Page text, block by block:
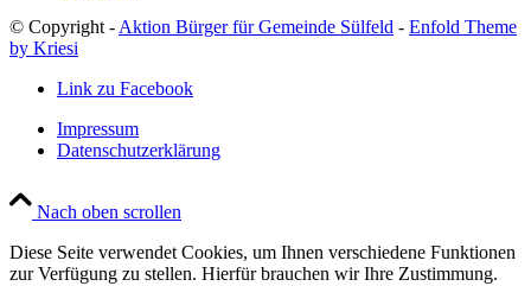
© Copyright - Aktion Bürger für Gemeinde Sülfeld - Enfold Theme
by Kriesi
Link zu Facebook
Impressum
Datenschutzerklärung
Nach oben scrollen
Diese Seite verwendet Cookies, um Ihnen verschiedene Funktionen
zur Verfügung zu stellen. Hierfür brauchen wir Ihre Zustimmung.